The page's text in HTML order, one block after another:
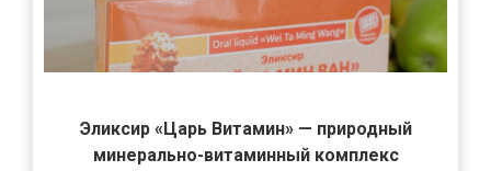
Эликсир «Царь Витамин» — природный
минерально-витаминный комплекс